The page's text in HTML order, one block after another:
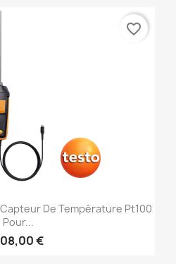
De Température Pt100
Pour...
€
favorite_border